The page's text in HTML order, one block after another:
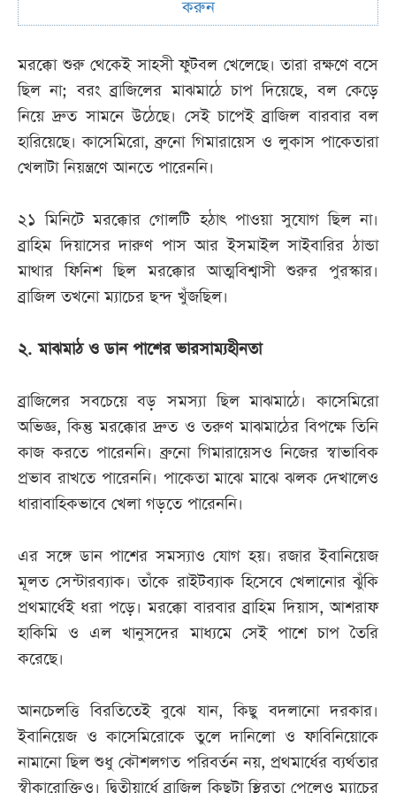
করুন
মরক্কো শুরু থেকেই সাহসী ফুটবল খেলেছে। তারা রক্ষণে বসে
ছিল না; বরং ব্রাজিলের মাঝমাঠে চাপ দিয়েছে, বল কেড়ে
নিয়ে দ্রুত সামনে উঠেছে। সেই চাপেই ব্রাজিল বারবার বল
হারিয়েছে। কাসেমিরো, ব্রুনো গিমারায়েস ও লুকাস পাকেতারা
খেলাটা নিয়ন্ত্রণে আনতে পারেননি।
২১ মিনিটে মরক্কোর গোলটি হঠাৎ পাওয়া সুযোগ ছিল না।
ব্রাহিম দিয়াসের দারুণ পাস আর ইসমাইল সাইবারির ঠান্ডা
মাথার ফিনিশ ছিল মরক্কোর আত্মবিশ্বাসী শুরুর পুরস্কার।
ব্রাজিল তখনো ম্যাচের ছন্দ খুঁজছিল।
২. মাঝমাঠ ও ডান পাশের ভারসাম্যহীনতা
ব্রাজিলের সবচেয়ে বড় সমস্যা ছিল মাঝমাঠে। কাসেমিরো
অভিজ্ঞ, কিন্তু মরক্কোর দ্রুত ও তরুণ মাঝমাঠের বিপক্ষে তিনি
কাজ করতে পারেননি। ব্রুনো গিমারায়েসও নিজের স্বাভাবিক
প্রভাব রাখতে পারেননি। পাকেতা মাঝে মাঝে ঝলক দেখালেও
ধারাবাহিকভাবে খেলা গড়তে পারেননি।
এর সঙ্গে ডান পাশের সমস্যাও যোগ হয়। রজার ইবানিয়েজ
মূলত সেন্টারব্যাক। তাঁকে রাইটব্যাক হিসেবে খেলানোর ঝুঁকি
প্রথমার্ধেই ধরা পড়ে। মরক্কো বারবার ব্রাহিম দিয়াস, আশরাফ
হাকিমি ও এল খানুসদের মাধ্যমে সেই পাশে চাপ তৈরি
করেছে।
আনচেলত্তি বিরতিতেই বুঝে যান, কিছু বদলানো দরকার।
ইবানিয়েজ ও কাসেমিরোকে তুলে দানিলো ও ফাবিনিয়োকে
নামানো ছিল শুধু কৌশলগত পরিবর্তন নয়, প্রথমার্ধের ব্যর্থতার
স্বীকারোক্তিও। দ্বিতীয়ার্ধে ব্রাজিল কিছুটা স্থিরতা পেলেও ম্যাচের